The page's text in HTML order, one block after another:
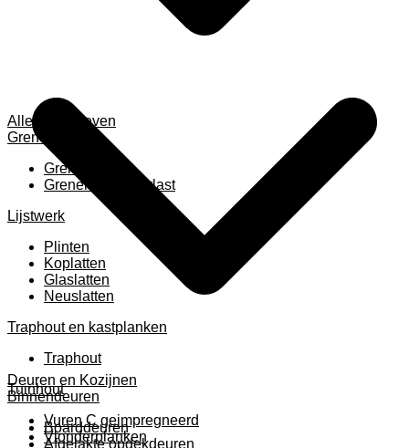
Alles weergeven
Grenen
Grenen B ruw
Grenen gevingerlast
Lijstwerk
Plinten
Koplatten
Glaslatten
Neuslatten
Traphout en kastplanken
Traphout
Tuinhout
Vuren C geimpregneerd
Vlonderplanken
Deuren en Kozijnen
Binnendeuren
Boarddeuren
Afgelakte opdekdeuren